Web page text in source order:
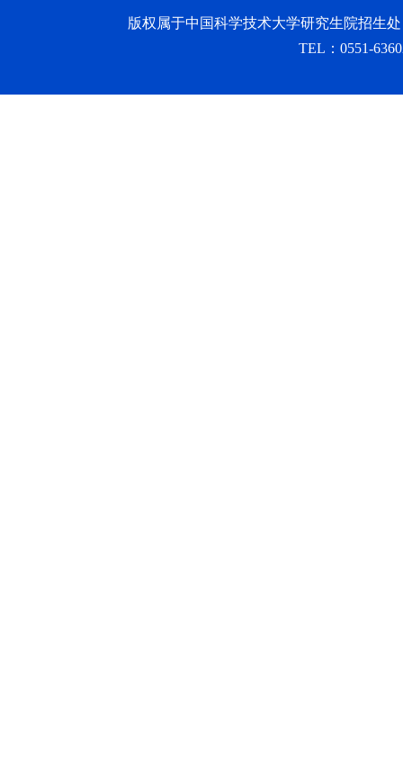
版权属于中国科学技术大学研究生院招
TEL：0551-